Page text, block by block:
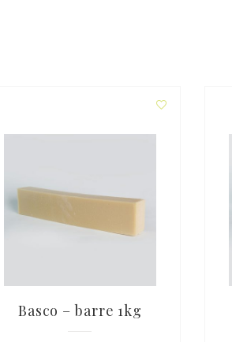
Basco – barre 1kg